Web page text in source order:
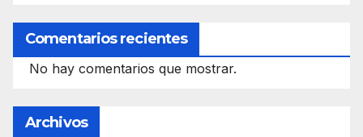
Comentarios recientes
No hay comentarios que mostrar.
Archivos